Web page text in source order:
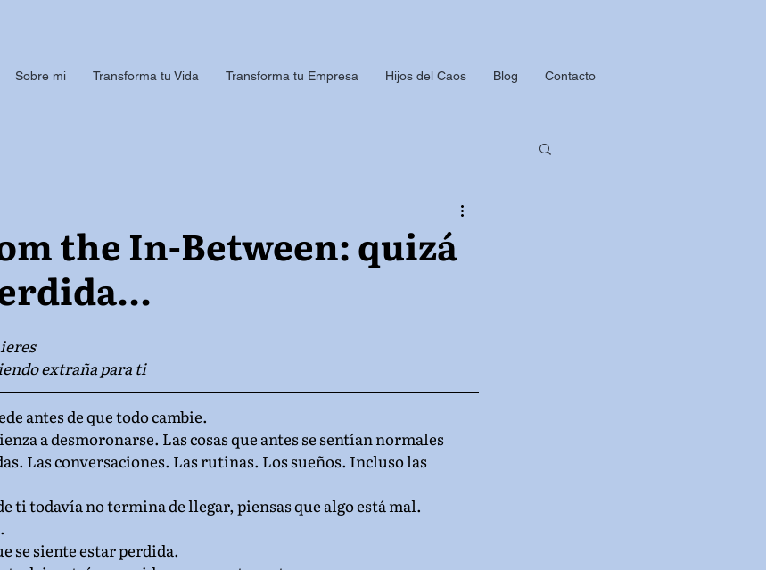
Sobre mi Transforma tu Vida Transforma tu Empresa Hijos del Caos Blog Contacto
the In-Between: quizá
extraña para ti
antes de que todo cambie.
a desmoronarse. Las cosas que antes se sentían normales
Las conversaciones. Las rutinas. Los sueños. Incluso las
ti todavía no termina de llegar, piensas que algo está mal.
se siente estar perdida.